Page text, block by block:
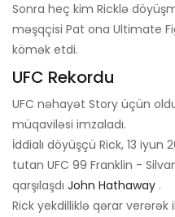
Sonra heç kim Ricklə
məşqçisi Pat ona Ultimate
kömək etdi.
UFC Rekordu
UFC nəhayət Story üçün
müqaviləsi imzaladı.
İddialı döyüşçü Rick, 13
tutan UFC 99 Franklin -
qarşılaşdı John Hathaway .
Rick yekdilliklə qərar